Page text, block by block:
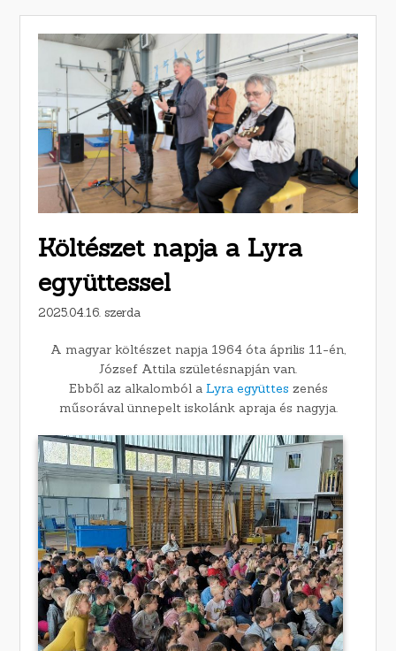
Költészet napja a Lyra
együttessel
2025.04.16. szerda
A magyar költészet napja 1964 óta április 11-én,
József Attila születésnapján van.
Ebből az alkalomból a Lyra együttes zenés
műsorával ünnepelt iskolánk apraja és nagyja.